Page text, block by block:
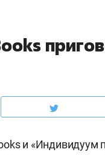
и «Индивидуум